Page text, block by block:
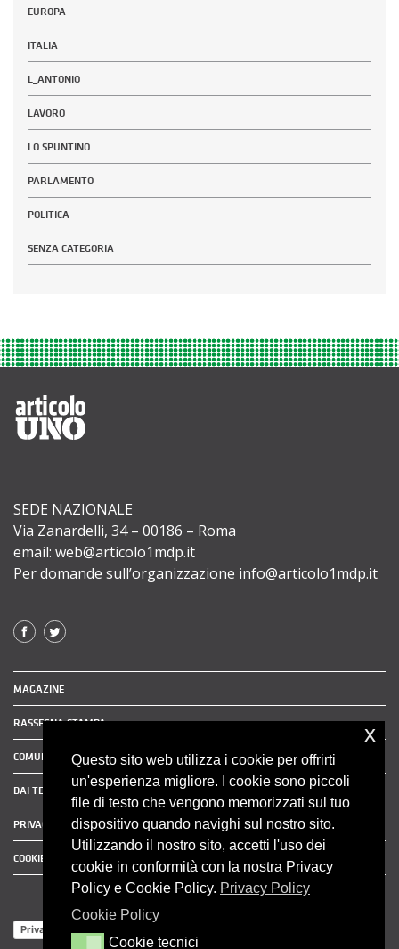
EUROPA
ITALIA
L_ANTONIO
LAVORO
LO SPUNTINO
PARLAMENTO
POLITICA
SENZA CATEGORIA
SEDE NAZIONALE
Via Zanardelli, 34 – 00186 – Roma
email: web@articolo1mdp.it
Per domande sull’organizzazione info@articolo1mdp.it
MAGAZINE
RASSEGNA STAMPA
COMUNICATI STAMPA
DAI TERRITORI
PRIVACY POLICY
COOKIE POLICY
Privacy Policy
Questo sito web utilizza i cookie per offrirti
un'esperienza migliore. I cookie sono piccoli
file di testo che vengono memorizzati sul tuo
dispositivo quando navighi sul nostro sito.
Utilizzando il nostro sito, accetti l'uso dei
cookie in conformità con la nostra Privacy
Policy e Cookie Policy. Privacy Policy
Cookie Policy
Cookie tecnici
Cookie tecnici
x